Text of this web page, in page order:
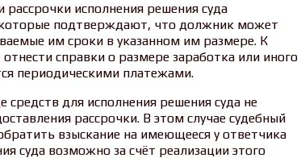
исполнения решения суда
подтверждают, что должник может
им сроки в указанном им размере. К
справки о размере заработка или иного
периодическими платежами.
для исполнения решения суда не
рассрочки. В этом случае судебный
взыскание на имеющееся у ответчика
суда возможно за счёт реализации этого